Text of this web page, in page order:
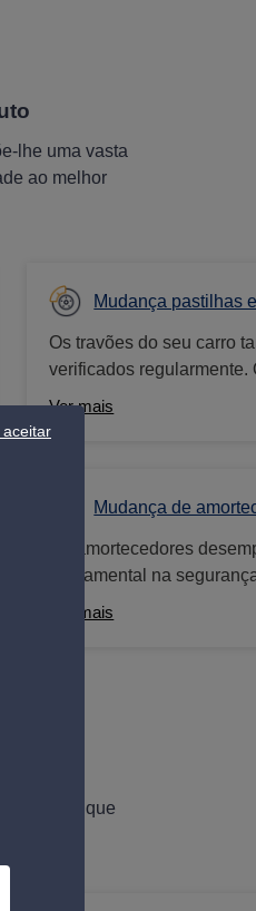
lhe uma vasta
ao melhor
Mudança pastilhas
Os travões do seu carro
verificados regularmente.
componente relevante
pastilhas ou dos discos
travões do seu carro.
Ver mais
Mudança de
Os amortecedores
fundamental na
veículo, sendo peças
adicionais a outros
Ver mais
recentes que